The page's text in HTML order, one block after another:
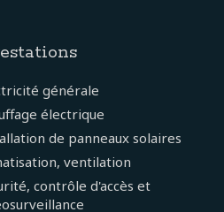
générale
électrique
de panneaux solaires
ventilation
contrôle d'accès et